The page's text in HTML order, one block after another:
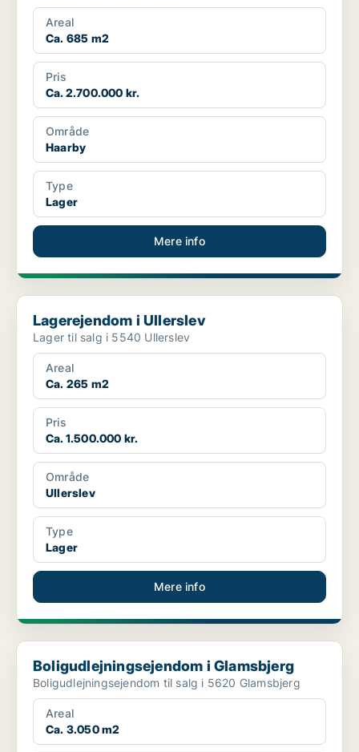
Areal
Ca. 685 m2
Pris
Ca. 2.700.000 kr.
Område
Haarby
Type
Lager
Mere info
Lagerejendom i Ullerslev
Lagerejendom i Ullerslev
Lager til salg i 5540 Ullerslev
Areal
Ca. 265 m2
Pris
Ca. 1.500.000 kr.
Område
Ullerslev
Type
Lager
Mere info
Boligudlejningsejendom i Glamsbjerg
Boligudlejningsejendom i Glamsbjerg
Boligudlejningsejendom til salg i 5620 Glamsbjerg
Areal
Ca. 3.050 m2